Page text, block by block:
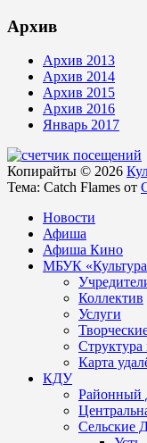
Архив
Архив 2013
Архив 2014
Архив 2015
Архив 2016
Январь 2017
Копирайты © 2026
Тема: Catch Flames от
Новости
Афиша
Афиша Кино
МБУК «Культура
Коллектив
Услуги
Карта
КДУ
Районный
Сельские